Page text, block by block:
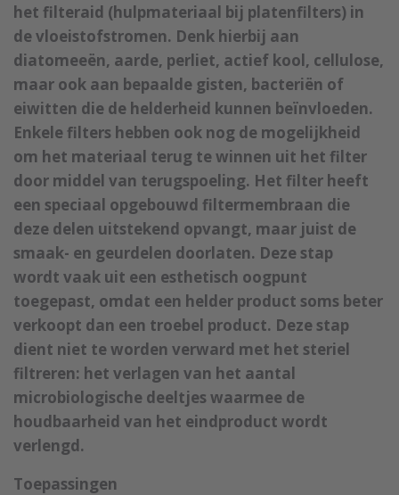
het filteraid (hulpmateriaal bij platenfilters) in
de vloeistofstromen. Denk hierbij aan
diatomeeën, aarde, perliet, actief kool, cellulose,
maar ook aan bepaalde gisten, bacteriën of
eiwitten die de helderheid kunnen beïnvloeden.
Enkele filters hebben ook nog de mogelijkheid
om het materiaal terug te winnen uit het filter
door middel van terugspoeling. Het filter heeft
een speciaal opgebouwd filtermembraan die
deze delen uitstekend opvangt, maar juist de
smaak- en geurdelen doorlaten. Deze stap
wordt vaak uit een esthetisch oogpunt
toegepast, omdat een helder product soms beter
verkoopt dan een troebel product. Deze stap
dient niet te worden verward met het steriel
filtreren: het verlagen van het aantal
microbiologische deeltjes waarmee de
houdbaarheid van het eindproduct wordt
verlengd.
Toepassingen